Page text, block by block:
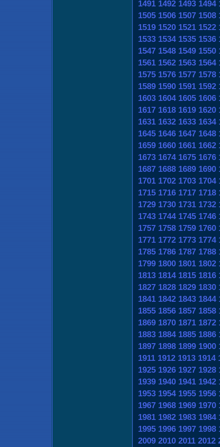
1491 1492 1493 1494
1505 1506 1507 1508
1519 1520 1521 1522
1533 1534 1535 1536
1547 1548 1549 1550
1561 1562 1563 1564
1575 1576 1577 1578
1589 1590 1591 1592
1603 1604 1605 1606
1617 1618 1619 1620
1631 1632 1633 1634
1645 1646 1647 1648
1659 1660 1661 1662
1673 1674 1675 1676
1687 1688 1689 1690
1701 1702 1703 1704
1715 1716 1717 1718
1729 1730 1731 1732
1743 1744 1745 1746
1757 1758 1759 1760
1771 1772 1773 1774
1785 1786 1787 1788
1799 1800 1801 1802
1813 1814 1815 1816
1827 1828 1829 1830
1841 1842 1843 1844
1855 1856 1857 1858
1869 1870 1871 1872
1883 1884 1885 1886
1897 1898 1899 1900
1911 1912 1913 1914
1925 1926 1927 1928
1939 1940 1941 1942
1953 1954 1955 1956
1967 1968 1969 1970
1981 1982 1983 1984
1995 1996 1997 1998
2009 2010 2011 2012